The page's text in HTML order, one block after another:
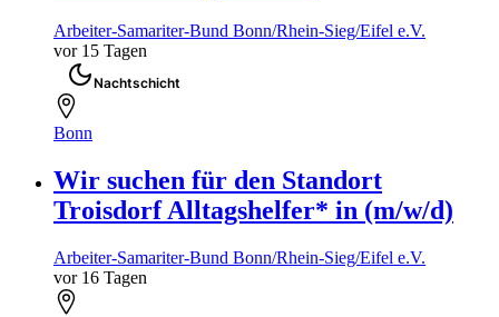
Arbeiter-Samariter-Bund Bonn/Rhein-Sieg/Eifel e.V.
vor 15 Tagen
Nachtschicht
Bonn
Wir suchen für den Standort
Troisdorf Alltagshelfer* in (m/w/d)
Arbeiter-Samariter-Bund Bonn/Rhein-Sieg/Eifel e.V.
vor 16 Tagen